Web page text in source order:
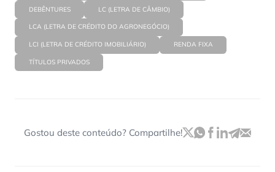
DEBÊNTURES LC (LETRA DE CÂMBIO)
LCA (LETRA DE CRÉDITO DO AGRONEGÓCIO)
LCI (LETRA DE CRÉDITO IMOBILIÁRIO) RENDA FIXA
TÍTULOS PRIVADOS
Gostou deste conteúdo? Compartilhe!